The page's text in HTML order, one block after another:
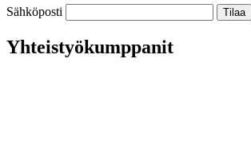
Sähköposti
Yhteistyökumppanit